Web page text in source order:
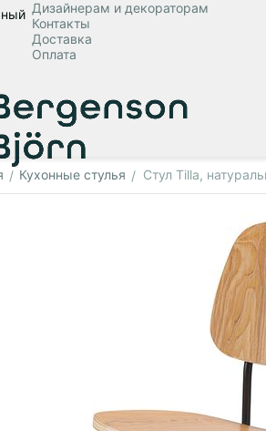
Дизайнерам и декораторам
Контакты
Доставка
Оплата
/ Кухонные стулья / Стул Tilla,